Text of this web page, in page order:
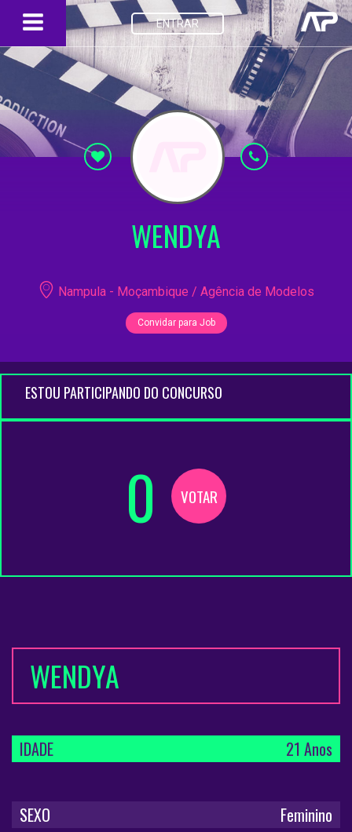
ENTRAR
WENDYA
Nampula - Moçambique / Agência de Modelos
Convidar para Job
ESTOU PARTICIPANDO DO CONCURSO
0 VOTAR
WENDYA
IDADE 21 Anos
SEXO
Feminino